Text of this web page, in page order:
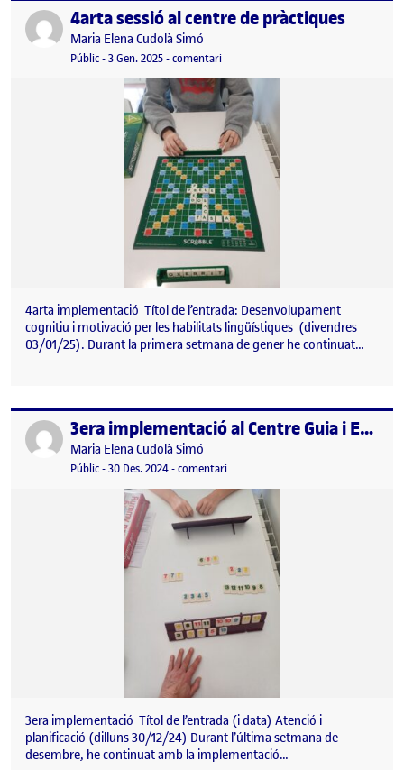
Publicat per4arta sessió al centre de pràctiques
Publicat per
Maria Elena Cudolà Simó
Visibilitat:
Públic-Data de publicació
3 Gen. 202511 gener, 2025 5:02 pm
-comentariel 4arta sessió al centre de pràctiques
4arta implementació Títol de l’entrada: Desenvolupament
cognitiu i motivació per les habilitats lingüístiques (divendres
03/01/25). Durant la primera setmana de gener he continuat…
Publicat per 3era implementació al Centre Guia i Educa
Publicat per
Maria Elena Cudolà Simó
Visibilitat:
Públic-Data de publicació
30 Des. 202411 gener, 2025 4:32 pm
-comentariel 3era implementació al Centre
3era implementació Títol de l’entrada (i data) Atenció i
planificació (dilluns 30/12/24) Durant l’última setmana de
desembre, he continuat amb la implementació…